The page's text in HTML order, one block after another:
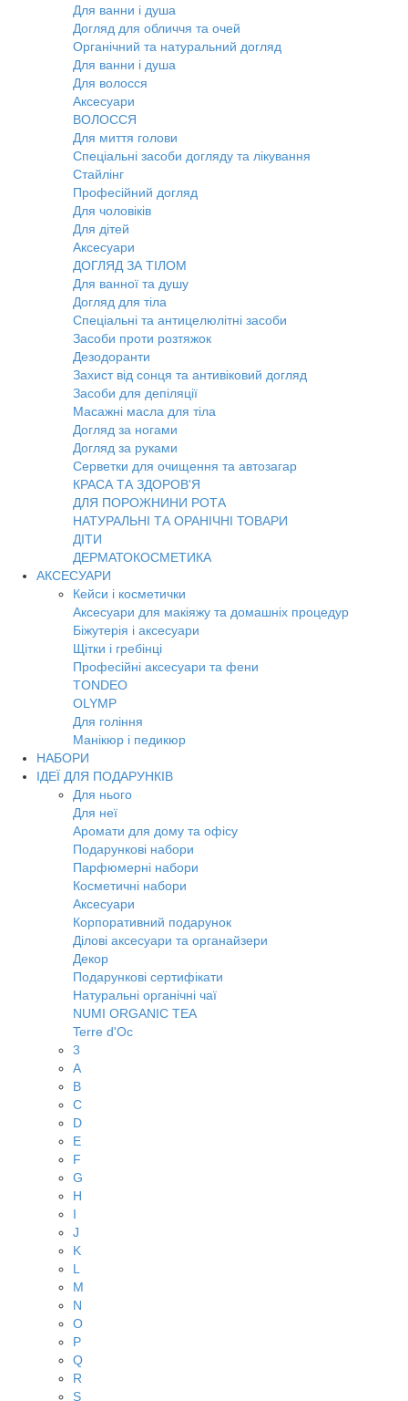
Для ванни і душа
Догляд для обличчя та очей
Органічний та натуральний догляд
Для ванни і душа
Для волосся
Аксесуари
ВОЛОССЯ
Для миття голови
Спеціальні засоби догляду та лікування
Стайлінг
Професійний догляд
Для чоловіків
Для дітей
Аксесуари
ДОГЛЯД ЗА ТІЛОМ
Для ванної та душу
Догляд для тіла
Спеціальні та антицелюлітні засоби
Засоби проти розтяжок
Дезодоранти
Захист від сонця та антивіковий догляд
Засоби для депіляції
Масажні масла для тіла
Догляд за ногами
Догляд за руками
Серветки для очищення та автозагар
КРАСА ТА ЗДОРОВ'Я
ДЛЯ ПОРОЖНИНИ РОТА
НАТУРАЛЬНІ ТА ОРАНІЧНІ ТОВАРИ
ДІТИ
ДЕРМАТОКОСМЕТИКА
АКСЕСУАРИ
Кейси і косметички
Аксесуари для макіяжу та домашніх процедур
Біжутерія і аксесуари
Щітки і гребінці
Професійні аксесуари та фени
TONDEO
OLYMP
Для гоління
Манікюр і педикюр
НАБОРИ
ІДЕЇ ДЛЯ ПОДАРУНКІВ
Для нього
Для неї
Аромати для дому та офісу
Подарункові набори
Парфюмерні набори
Косметичні набори
Аксесуари
Корпоративний подарунок
Ділові аксесуари та органайзери
Декор
Подарункові сертифікати
Натуральні органічні чаї
NUMI ORGANIC TEA
Terre d'Oc
3
A
B
C
D
E
F
G
H
I
J
K
L
M
N
O
P
Q
R
S